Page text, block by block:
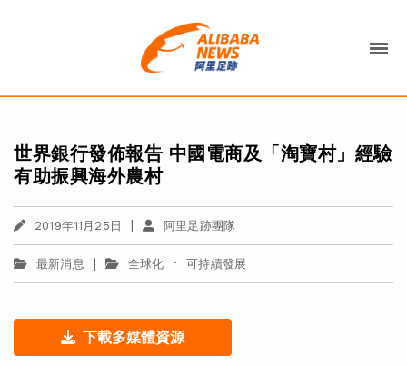
世界銀行發佈報告 中國電商及「淘寶村」經驗
有助振興海外農村
2019年11月25日 | 阿里足跡團隊
最新消息 | 全球化 · 可持續發展
下載多媒體資源